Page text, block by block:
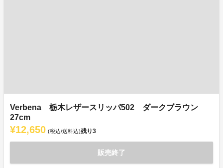
Verbena 栃木レザースリッパ502 ダークブラウン
27cm
¥12,650 (税込/送料込)残り3
販売終了